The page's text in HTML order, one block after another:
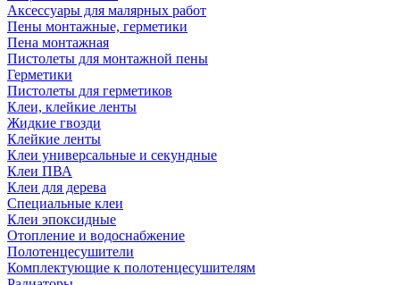
Аксессуары для малярных работ
Пены монтажные, герметики
Пена монтажная
Пистолеты для монтажной пены
Герметики
Пистолеты для герметиков
Клеи, клейкие ленты
Жидкие гвозди
Клейкие ленты
Клеи универсальные и секундные
Клеи ПВА
Клеи для дерева
Специальные клеи
Клеи эпоксидные
Отопление и водоснабжение
Полотенцесушители
Комплектующие к полотенцесушителям